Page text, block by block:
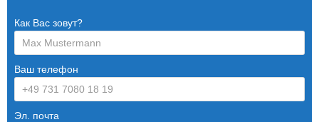
Как Вас зовут?
Ваш телефон
Эл. почта